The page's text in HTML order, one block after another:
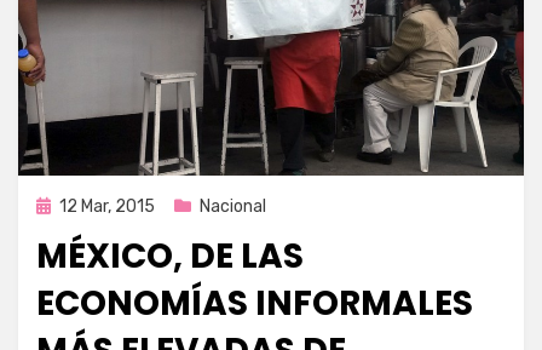
Publicada
12 Mar, 2015 Nacional
MÉXICO, DE LAS
ECONOMÍAS INFORMALES